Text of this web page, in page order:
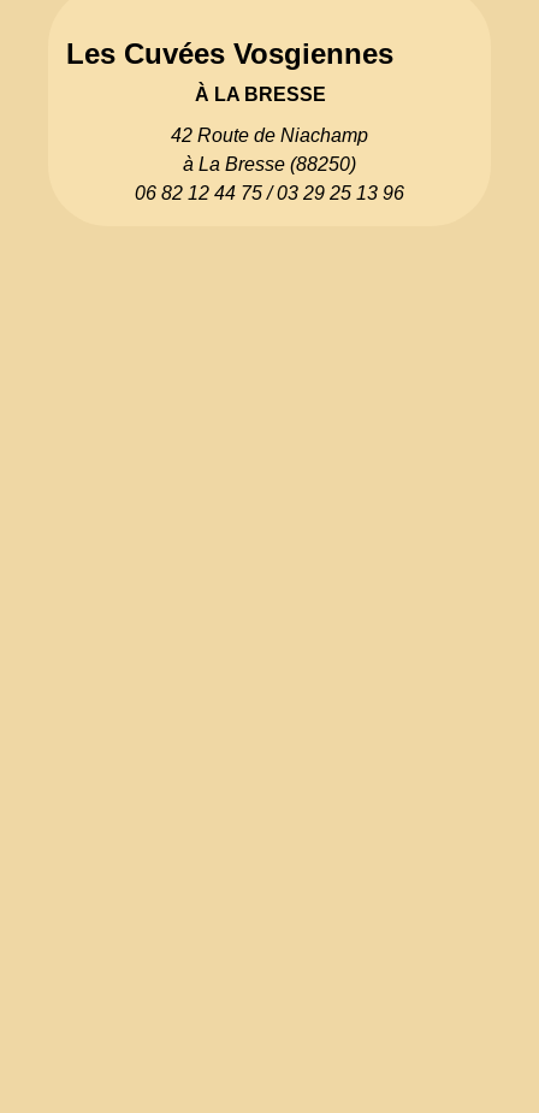
Les Cuvées Vosgiennes
À LA BRESSE
42 Route de Niachamp
à La Bresse (88250)
06 82 12 44 75 / 03 29 25 13 96